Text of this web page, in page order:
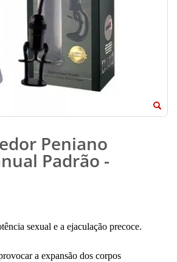
Peniano
Padrão -
sexual e a ejaculação precoce.
a expansão dos corpos